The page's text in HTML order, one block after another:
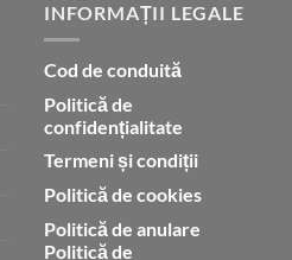
INFORMAȚII LEGALE
Cod de conduită
Politică de
confidențialitate
Termeni și condiții
Politică de cookies
Politică de anulare
Politică de